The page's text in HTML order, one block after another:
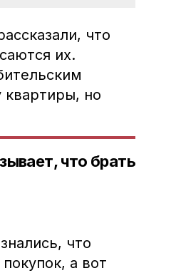
что
их.
квартиры, но
что брать
что
а вот